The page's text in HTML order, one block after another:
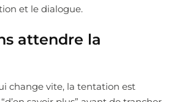
et le dialogue.
attendre la
change vite, la tentation est